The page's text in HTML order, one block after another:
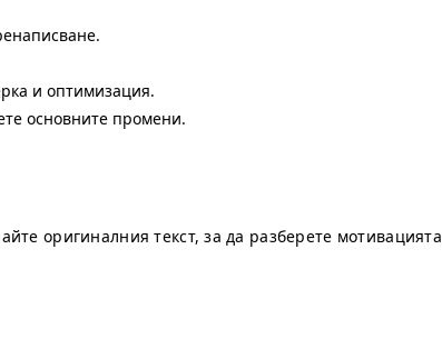
и оптимизация.
основните промени.
оригиналния текст, за да разберете мотивацията